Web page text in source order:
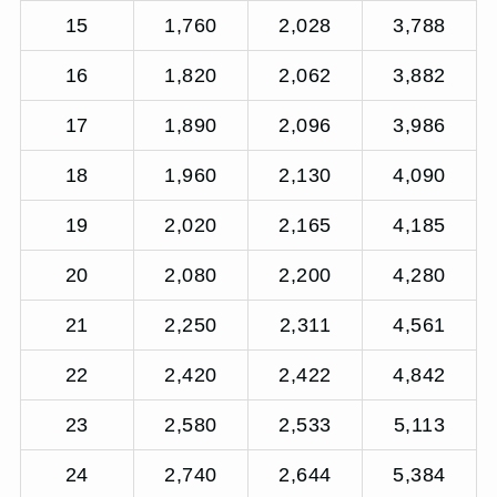
15 1,760 2,028 3,788
16 1,820 2,062 3,882
17 1,890 2,096 3,986
18 1,960 2,130 4,090
19 2,020 2,165 4,185
20 2,080 2,200 4,280
21 2,250 2,311 4,561
22 2,420 2,422 4,842
23 2,580 2,533 5,113
24 2,740 2,644 5,384